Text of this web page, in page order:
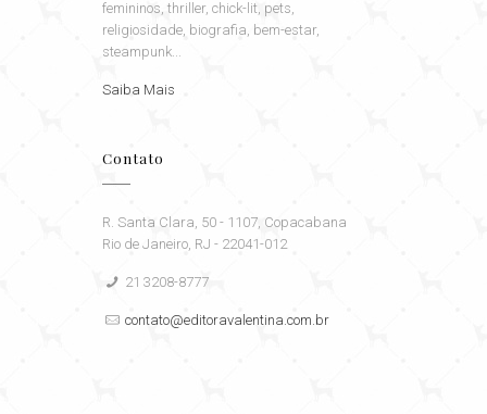
femininos, thriller, chick-lit, pets,
religiosidade, biografia, bem-estar,
steampunk...
Saiba Mais
Contato
R. Santa Clara, 50 - 1107, Copacabana
Rio de Janeiro, RJ - 22041-012
21 3208-8777
contato@editoravalentina.com.br